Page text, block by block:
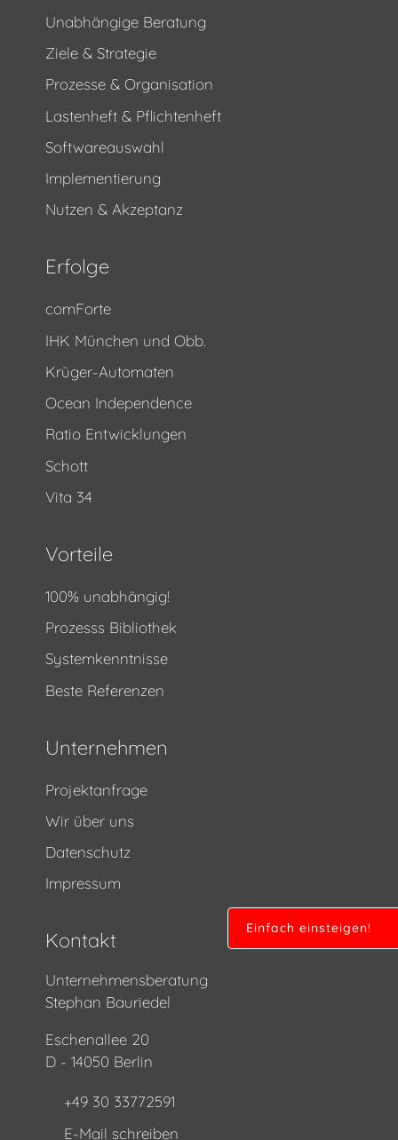
Einfach einsteigen!
Unabhängige Beratung
Ziele & Strategie
Prozesse & Organisation
Lastenheft & Pflichtenheft
Softwareauswahl
Implementierung
Nutzen & Akzeptanz
Erfolge
comForte
IHK München und Obb.
Krüger-Automaten
Ocean Independence
Ratio Entwicklungen
Schott
Vita 34
Vorteile
100% unabhängig!
Prozesss Bibliothek
Systemkenntnisse
Beste Referenzen
Unternehmen
Projektanfrage
Wir über uns
Datenschutz
Impressum
Kontakt
Unternehmensberatung
Stephan Bauriedel
Eschenallee 20
D - 14050 Berlin
+49 30 33772591
E-Mail schreiben